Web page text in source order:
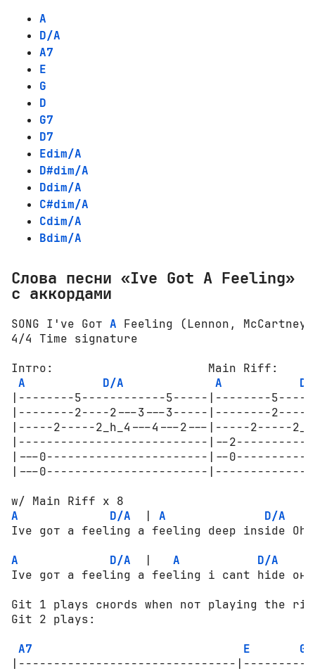
A
D/A
A7
E
G
D
G7
D7
Edim/A
D#dim/A
Ddim/A
C#dim/A
Cdim/A
Bdim/A
Слова песни «Ive Got A Feeling»
с аккордами
SONG I've Gот A Feeling (Lеnnоn,
4/4 Time signature
Inтrо:                      Main Riff:
A
D/A A
D/
|--------5------------5-----|--------
|--------2----2---3---3-----|--------2----
|-----2-----2_h_4---4---2---|-----2-----
|---------------------------|--
|---0-----------------------|--
|---0-----------------------
A
D/A
  |
A D/A
Ive gот a feeling a feeling deep inside
A
D/A
  |
A D/A
Ive gот a feeling a feeling i cant hide
Git 1 plays сноrds when nот playing the
Git 2 plays:
A7
E
G
|-------------------------------